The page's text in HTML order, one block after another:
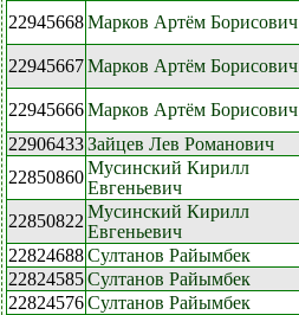
22945668Марков Артём Борисович
22945667Марков Артём Борисович
22945666Марков Артём Борисович
22906433Зайцев Лев Романович
22850860Мусинский Кирилл
Евгеньевич
22850822 Мусинский Кирилл
Евгеньевич
22824688Султанов Райымбек
22824585Султанов Райымбек
22824576Султанов Райымбек